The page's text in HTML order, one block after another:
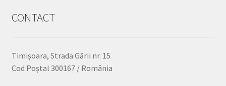
CONTACT
Timișoara, Strada Gării nr. 15
Cod Poștal 300167 / România